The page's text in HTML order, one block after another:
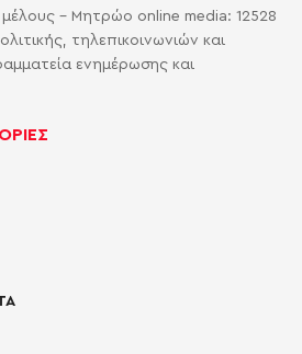
- Μητρώο online media: 12528
τηλεπικοινωνιών και
ενημέρωσης και